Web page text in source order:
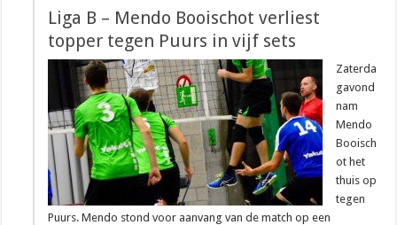
Liga B – Mendo Booischot verliest
topper tegen Puurs in vijf sets
Zaterda
gavond
nam
Mendo
Booisch
ot het
thuis op
tegen
Puurs. Mendo stond voor aanvang van de match op een